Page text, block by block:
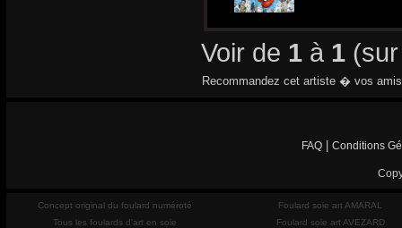
Voir de 1 à 1
Recommandez cet artiste � vos
FAQ Conditions
Concept original du foulard numéroté
Tous les foulards d'art en soie
Foulard soie art AMARAL
Foulard soie art AVEZARD